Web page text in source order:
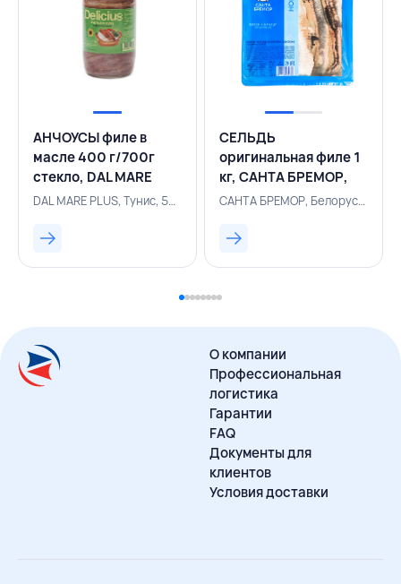
АНЧОУСЫ филе в
масле 400 г/700г
стекло, DАL MARE
PLUS, ТУНИС
DАL MARE PLUS, Тунис, 500002712
СЕЛЬДЬ
оригинальная филе 1
кг, САНТА БРЕМОР,
БЕЛАРУСЬ
САНТА БРЕМОР, Белоруссия, 154410127
О компании
Профессиональная
логистика
Гарантии
FAQ
Документы для
клиентов
Условия доставки